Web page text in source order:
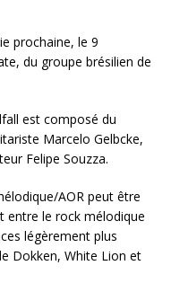
prochaine, le 9
du groupe brésilien de
est composé du
Marcelo Gelbcke,
Felipe Souzza.
AOR peut être
entre le rock mélodique
légèrement plus
Dokken, White Lion et